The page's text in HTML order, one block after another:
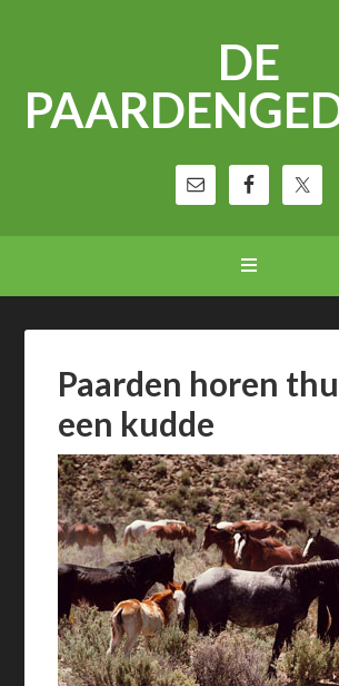
DE
Paarden horen
een kudde